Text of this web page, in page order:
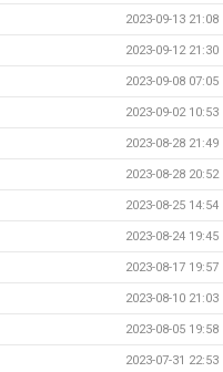
2023-09-13 21:08
2023-09-12 21:30
2023-09-08 07:05
2023-09-02 10:53
2023-08-28 21:49
2023-08-28 20:52
2023-08-25 14:54
2023-08-24 19:45
2023-08-17 19:57
2023-08-10 21:03
2023-08-05 19:58
2023-07-31 22:53